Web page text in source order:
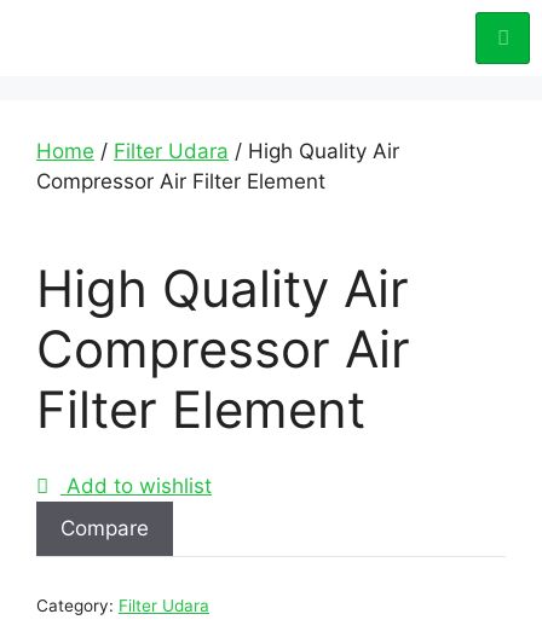
Home / Filter Udara / High Quality Air
Compressor Air Filter Element
High Quality Air
Compressor Air
Filter Element
Add to wishlist
Compare
Category: Filter Udara